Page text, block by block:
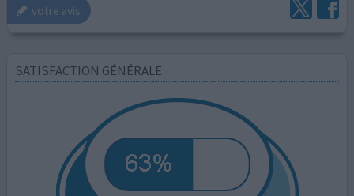
votre avis
SATISFACTION GÉNÉRALE